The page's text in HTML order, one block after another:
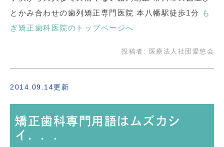
とかみ合わせの歯列矯正専門医院 本八幡駅徒歩1分
も
ぎ矯正歯科医院のトップページへ
投稿者: 医療法人社団愛悠会
2014.09.14更新
矯正歯科専門用語はムズカシ
イ．．．